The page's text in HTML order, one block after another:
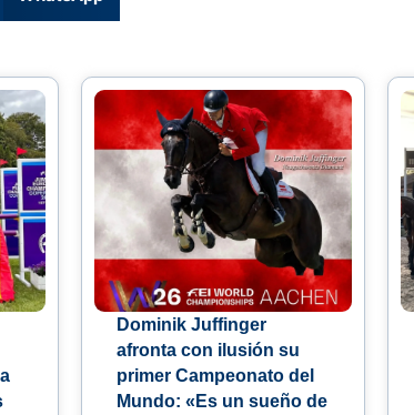
Dominik Juffinger
afronta con ilusión su
primer Campeonato del
Mundo: «Es un sueño de